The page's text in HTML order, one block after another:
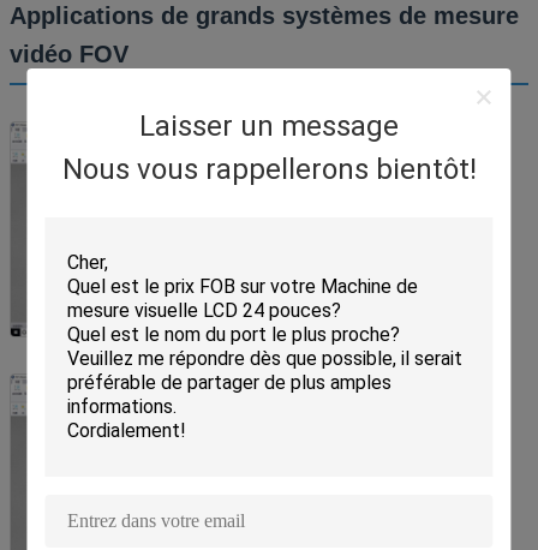
Laisser un message
Nous vous rappellerons bientôt!
Applications de grands systèmes de mesure
vidéo FOV